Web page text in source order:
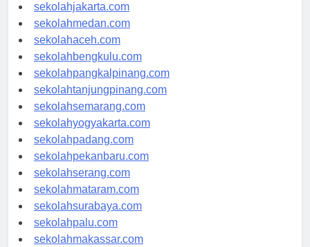
sekolahjakarta.com
sekolahmedan.com
sekolahaceh.com
sekolahbengkulu.com
sekolahpangkalpinang.com
sekolahtanjungpinang.com
sekolahsemarang.com
sekolahyogyakarta.com
sekolahpadang.com
sekolahpekanbaru.com
sekolahserang.com
sekolahmataram.com
sekolahsurabaya.com
sekolahpalu.com
sekolahmakassar.com